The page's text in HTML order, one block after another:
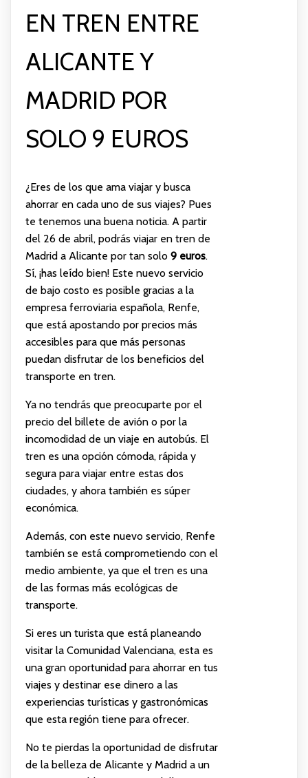
EN TREN ENTRE
ALICANTE Y
MADRID POR
SOLO 9 EUROS
¿Eres de los que ama viajar y busca
ahorrar en cada uno de sus viajes? Pues
te tenemos una buena noticia. A partir
del 26 de abril, podrás viajar en tren de
Madrid a Alicante por tan solo 9 euros.
Sí, ¡has leído bien! Este nuevo servicio
de bajo costo es posible gracias a la
empresa ferroviaria española, Renfe,
que está apostando por precios más
accesibles para que más personas
puedan disfrutar de los beneficios del
transporte en tren.
Ya no tendrás que preocuparte por el
precio del billete de avión o por la
incomodidad de un viaje en autobús. El
tren es una opción cómoda, rápida y
segura para viajar entre estas dos
ciudades, y ahora también es súper
económica.
Además, con este nuevo servicio, Renfe
también se está comprometiendo con el
medio ambiente, ya que el tren es una
de las formas más ecológicas de
transporte.
Si eres un turista que está planeando
visitar la Comunidad Valenciana, esta es
una gran oportunidad para ahorrar en tus
viajes y destinar ese dinero a las
experiencias turísticas y gastronómicas
que esta región tiene para ofrecer.
No te pierdas la oportunidad de disfrutar
de la belleza de Alicante y Madrid a un